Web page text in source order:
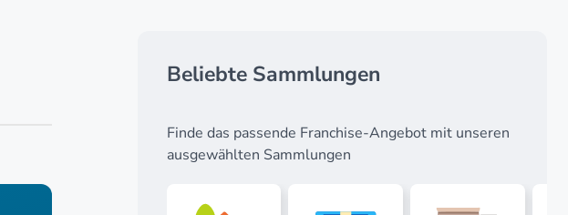
Beliebte Sammlungen
Finde das passende Franchise-Angebot mit unseren
ausgewählten Sammlungen